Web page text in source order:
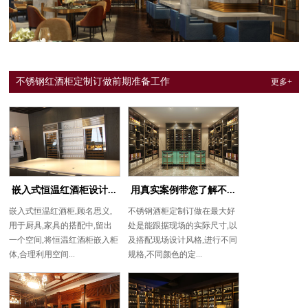
不锈钢红酒柜定制订做前期准备工作 更多+
嵌入式恒温红酒柜设计...
嵌入式恒温红酒柜,顾名思义,
用于厨具,家具的搭配中,留出
一个空间,将恒温红酒柜嵌入柜
体,合理利用空间...
用真实案例带您了解不...
不锈钢酒柜定制订做在最大好
处是能跟据现场的实际尺寸,以
及搭配现场设计风格,进行不同
规格,不同颜色的定...